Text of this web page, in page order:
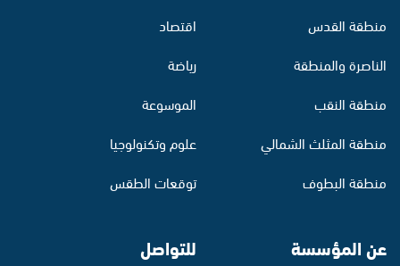
منطقة القدس
الناصرة والمنطقة
منطقة النقب
منطقة المثلث الشمالي
منطقة البطوف
اقتصاد
رياضة
الموسوعة
علوم وتكنولوجيا
توقعات الطقس
عن المؤسسة للتواصل